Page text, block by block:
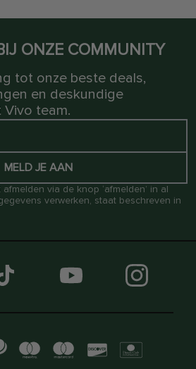
ONZE COMMUNITY
tot onze beste deals,
en deskundige
team.
MELD JE AAN
via de knop ‘afmelden’ in al
verwerken, staat beschreven in